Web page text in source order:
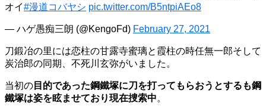
オイ#漫道コバヤシ pic.twitter.com/B5ntpiAEo8
— ハゲ愚痴三朗 (@KengoFd) February 27, 2021
刀鍛冶の里には恋柱の甘露寺蜜璃と霞柱の時任無一郎そして
炭治郎の同期、不死川玄弥がいました。
当初の 目的であった鋼鐵塚に刀を打ってもらおうとするも鋼
鐵塚は姿を眩ませており現在捜索中。